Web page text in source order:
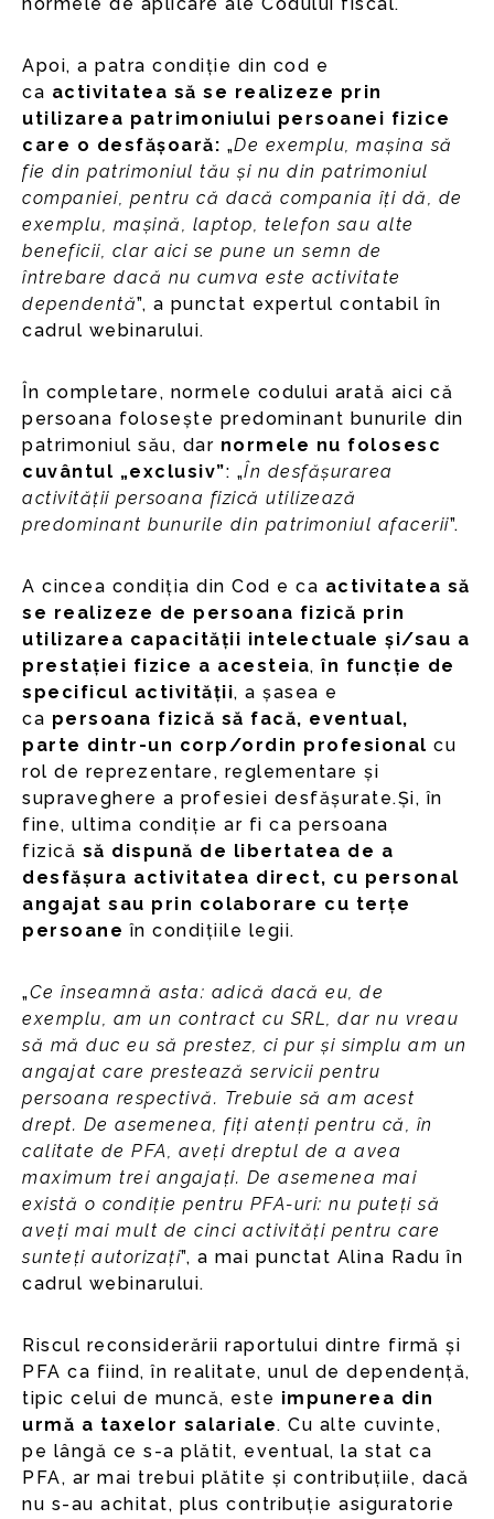
Apoi, a patra condiție din cod e
ca activitatea să se realizeze prin
utilizarea patrimoniului persoanei fizice
care o desfășoară: „De exemplu, mașina să
fie din patrimoniul tău și nu din patrimoniul
companiei, pentru că dacă compania îți dă, de
exemplu, mașină, laptop, telefon sau alte
beneficii, clar aici se pune un semn de
întrebare dacă nu cumva este activitate
dependentă”, a punctat expertul contabil în
cadrul webinarului.
În completare, normele codului arată aici că
persoana folosește predominant bunurile din
patrimoniul său, dar normele nu folosesc
cuvântul „exclusiv”: „În desfășurarea
activității persoana fizică utilizează
predominant bunurile din patrimoniul afacerii”.
A cincea condiția din Cod e ca activitatea să
se realizeze de persoana fizică prin
utilizarea capacității intelectuale și/sau a
prestației fizice a acesteia, în funcție de
specificul activității, a șasea e
ca persoana fizică să facă, eventual,
parte dintr-un corp/ordin profesional cu
rol de reprezentare, reglementare și
supraveghere a profesiei desfășurate.Și, în
fine, ultima condiție ar fi ca persoana
fizică să dispună de libertatea de a
desfășura activitatea direct, cu personal
angajat sau prin colaborare cu terțe
persoane în condițiile legii.
„Ce înseamnă asta: adică dacă eu, de
exemplu, am un contract cu SRL, dar nu vreau
să mă duc eu să prestez, ci pur și simplu am un
angajat care prestează servicii pentru
persoana respectivă. Trebuie să am acest
drept. De asemenea, fiți atenți pentru că, în
calitate de PFA, aveți dreptul de a avea
maximum trei angajați. De asemenea mai
există o condiție pentru PFA-uri: nu puteți să
aveți mai mult de cinci activități pentru care
sunteți autorizați”, a mai punctat Alina Radu în
cadrul webinarului.
Riscul reconsiderării raportului dintre firmă și
PFA ca fiind, în realitate, unul de dependență,
tipic celui de muncă, este impunerea din
urmă a taxelor salariale. Cu alte cuvinte,
pe lângă ce s-a plătit, eventual, la stat ca
PFA, ar mai trebui plătite și contribuțiile, dacă
nu s-au achitat, plus contribuție asiguratorie